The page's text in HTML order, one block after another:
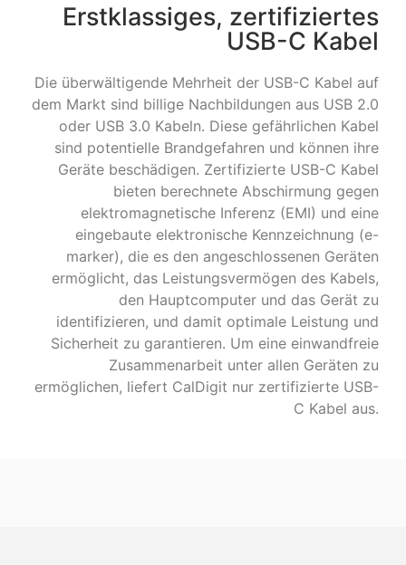
Erstklassiges, zertifiziertes
USB-C Kabel
Die überwältigende Mehrheit der USB-C Kabel auf
dem Markt sind billige Nachbildungen aus USB 2.0
oder USB 3.0 Kabeln. Diese gefährlichen Kabel
sind potentielle Brandgefahren und können ihre
Geräte beschädigen. Zertifizierte USB-C Kabel
bieten berechnete Abschirmung gegen
elektromagnetische Inferenz (EMI) und eine
eingebaute elektronische Kennzeichnung (e-
marker), die es den angeschlossenen Geräten
ermöglicht, das Leistungsvermögen des Kabels,
den Hauptcomputer und das Gerät zu
identifizieren, und damit optimale Leistung und
Sicherheit zu garantieren. Um eine einwandfreie
Zusammenarbeit unter allen Geräten zu
ermöglichen, liefert CalDigit nur zertifizierte USB-
C Kabel aus.